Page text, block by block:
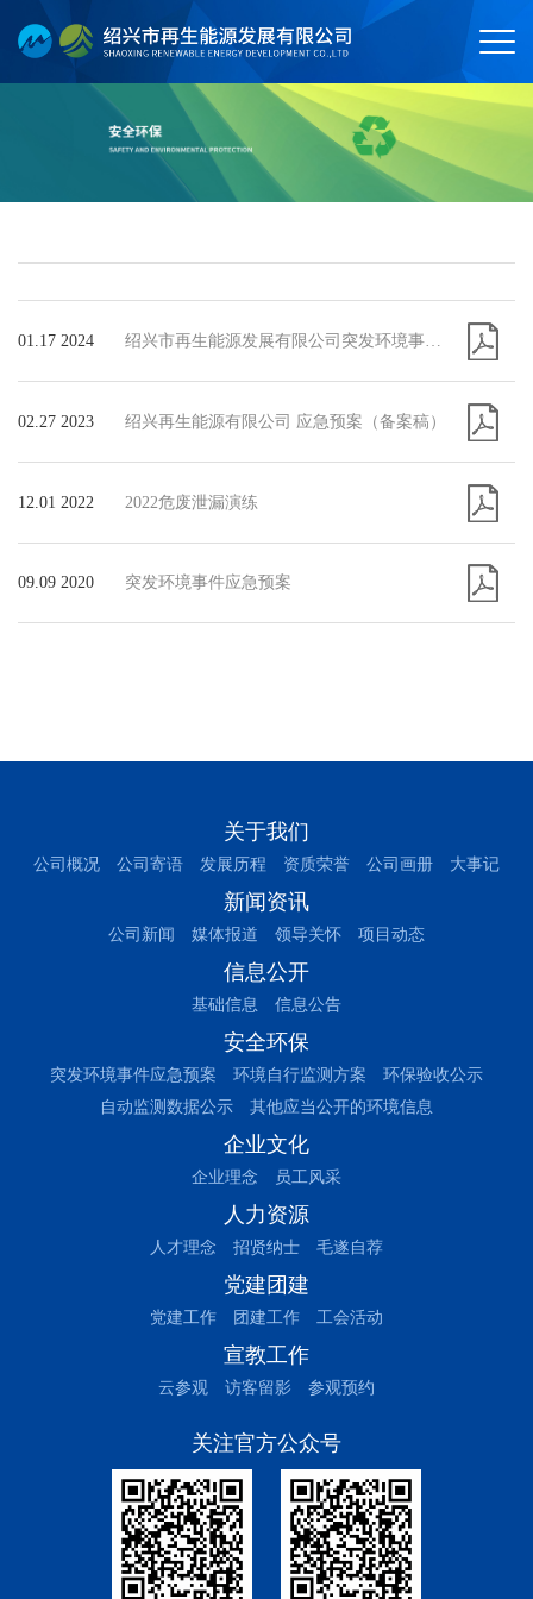
01.17 2024
02.27 2023 绍兴再生能源有限公司 应急预案（备案稿）
12.01 2022 2022危废泄漏演练
09.09 2020 突发环境事件应急预案
关于我们
公司概况 公司寄语 发展历程 资质荣誉 公司画册 大事记
新闻资讯
公司新闻 媒体报道 领导关怀 项目动态
信息公开
基础信息 信息公告
安全环保
突发环境事件应急预案 环境自行监测方案
环保验收公示
自动监测数据公示
其他应当公开的环境信息
企业文化
企业理念 员工风采
人力资源
人才理念 招贤纳士 毛遂自荐
党建团建
党建工作 团建工作 工会活动
宣教工作
云参观 访客留影 参观预约
关注官方公众号